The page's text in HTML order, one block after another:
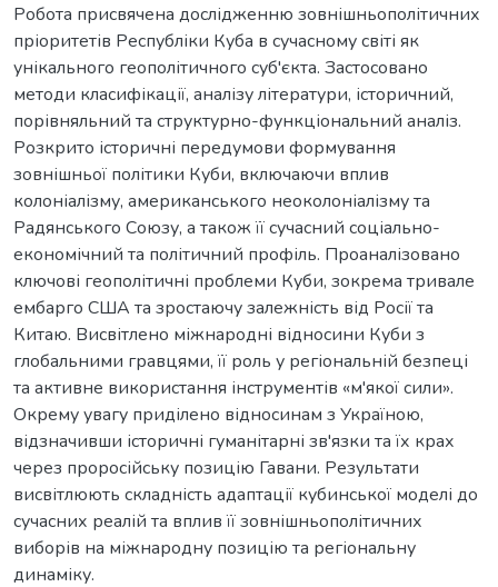
Робота присвячена дослідженню зовнішньополітичних
пріоритетів Республіки Куба в сучасному світі як
унікального геополітичного суб'єкта. Застосовано
методи класифікації, аналізу літератури, історичний,
порівняльний та структурно-функціональний аналіз.
Розкрито історичні передумови формування
зовнішньої політики Куби, включаючи вплив
колоніалізму, американського неоколоніалізму та
Радянського Союзу, а також її сучасний соціально-
економічний та політичний профіль. Проаналізовано
ключові геополітичні проблеми Куби, зокрема тривале
ембарго США та зростаючу залежність від Росії та
Китаю. Висвітлено міжнародні відносини Куби з
глобальними гравцями, її роль у регіональній безпеці
та активне використання інструментів «м'якої сили».
Окрему увагу приділено відносинам з Україною,
відзначивши історичні гуманітарні зв'язки та їх крах
через проросійську позицію Гавани. Результати
висвітлюють складність адаптації кубинської моделі до
сучасних реалій та вплив її зовнішньополітичних
виборів на міжнародну позицію та регіональну
динаміку.